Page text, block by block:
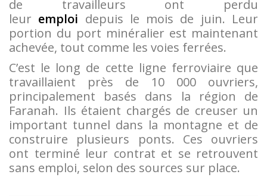
de travailleurs ont perdu
leur emploi depuis le mois de juin. Leur
portion du port minéralier est maintenant
achevée, tout comme les voies ferrées.
C’est le long de cette ligne ferroviaire que
travaillaient près de 10 000 ouvriers,
principalement basés dans la région de
Faranah. Ils étaient chargés de creuser un
important tunnel dans la montagne et de
construire plusieurs ponts. Ces ouvriers
ont terminé leur contrat et se retrouvent
sans emploi, selon des sources sur place.